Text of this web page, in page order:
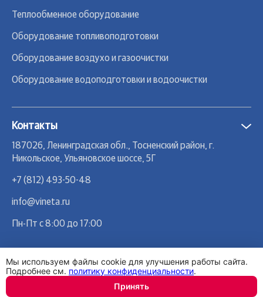
Теплообменное оборудование
Оборудование топливоподготовки
Оборудование воздухо и газоочистки
Оборудование водоподготовки и водоочистки
Контакты
187026, Ленинградская обл., Тосненский район, г.
Никольское, Ульяновское шоссе, 5Г
+7 (812) 493-50-48
info@vineta.ru
Пн-Пт с 8:00 до 17:00
Мы используем файлы cookie для улучшения работы сайта.
Подробнее см. политику конфиденциальности.
Принять